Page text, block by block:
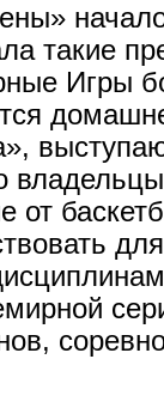
такие
Игры
от